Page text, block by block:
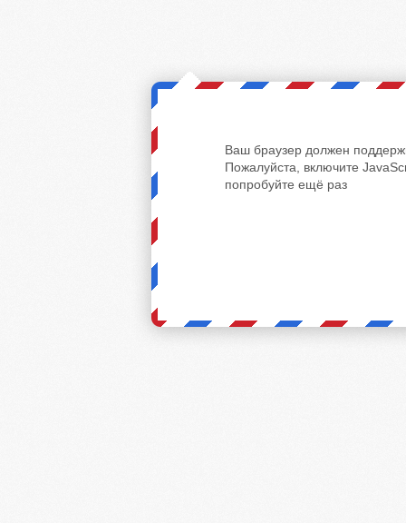
Ваш браузер должен
Пожалуйста, включите
попробуйте ещё раз